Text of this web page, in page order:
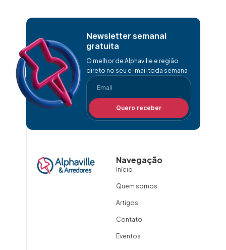
Newsletter semanal
gratuita
O melhor de Alphaville e região
direto no seu e-mail toda semana
Quero receber
Navegação
Início
Quem somos
Artigos
Contato
Eventos